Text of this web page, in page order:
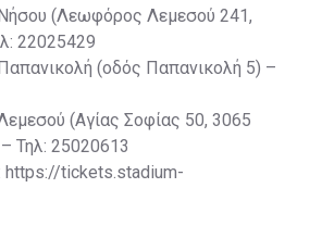
(Λεωφόρος Λεμεσού 241,
22025429
(οδός Παπανικολή 5) –
(Αγίας Σοφίας 50, 3065
Τηλ: 25020613
https://tickets.stadium-